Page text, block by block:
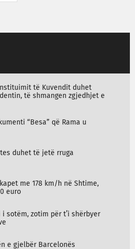
të Kuvendit duhet
të shmangen zgjedhjet e
“Besa” që Rama u
duhet të jetë rruga
me 178 km/h në Shtime,
euro
sotëm, zotim për t’i shërbyer
e gjelbër Barcelonës